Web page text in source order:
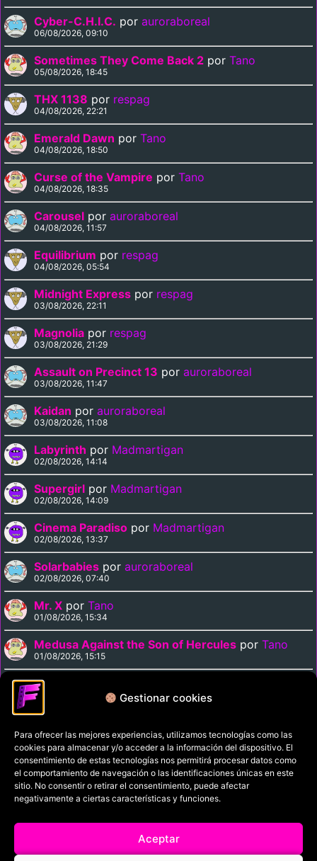
Gestionar cookies
Para ofrecer las mejores experiencias, utilizamos tecnologías como las
cookies para almacenar y/o acceder a la información del dispositivo. El
consentimiento de estas tecnologías nos permitirá procesar datos como
el comportamiento de navegación o las identificaciones únicas en este
sitio. No consentir o retirar el consentimiento, puede afectar
negativamente a ciertas características y funciones.
Aceptar
Cyber-C.H.I.C. por auroraboreal
06/08/2026, 09:10
Sometimes They Come Back 2 por Tano
05/08/2026, 18:45
THX 1138 por respag
04/08/2026, 22:21
Emerald Dawn por Tano
04/08/2026, 18:50
Curse of the Vampire por Tano
04/08/2026, 18:35
Carousel por auroraboreal
04/08/2026, 11:57
Equilibrium por respag
04/08/2026, 05:54
Midnight Express por respag
03/08/2026, 22:11
Magnolia por respag
03/08/2026, 21:29
Assault on Precinct 13 por auroraboreal
03/08/2026, 11:47
Kaidan por auroraboreal
03/08/2026, 11:08
Labyrinth por Madmartigan
02/08/2026, 14:14
Supergirl por Madmartigan
02/08/2026, 14:09
Cinema Paradiso por Madmartigan
02/08/2026, 13:37
Solarbabies por auroraboreal
02/08/2026, 07:40
Mr. X por Tano
01/08/2026, 15:34
Medusa Against the Son of Hercules por Tano
01/08/2026, 15:15
Solarbabies
31/07/2026, 23:13
Política de privacidad
Términos y condiciones
Política de cookies
Filmaniak (2026)